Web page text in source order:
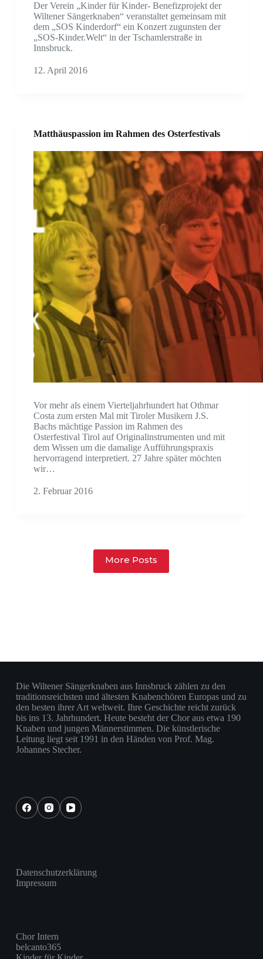
Der Verein „Kinder für Kinder- Benefizprojekt der
Wiltener Sängerknaben“ veranstaltet gemeinsam mit
dem „SOS Kinderdorf“ ein Konzert zugunsten der
„SOS-Kinder.Welt“ in der Tschamlerstraße in
Innsbruck.
12. April 2016
Matthäuspassion im Rahmen des Osterfestivals
Vor mehr als einem Vierteljahrhundert hat Othmar
Costa zum ersten Mal mit Tiroler Musikern J.S.
Bachs mächtige Passion im Rahmen des
Osterfestival Tirol auf Originalinstrumenten und mit
dem Wissen um die damalige Aufführungspraxis
hervorragend interpretiert. 27 Jahre später möchten
wir…
2. Februar 2016
More Posts
Die Wiltener Sängerknaben aus Innsbruck zählen zu den
traditionsreichsten und ältesten Knabenchören Europas und zu
den besten ihrer Art weltweit. Ihre Geschichte reicht zurück
bis ins 13. Jahrhundert. Heute besteht der Chor aus etwa 190
Knaben und jungen Männerstimmen. Die künstlerische
Leitung liegt seit 1991 in den Händen von Prof. Mag.
Johannes Stecher.
Datenschutzerklärung
Impressum
Chor Intern
belcanto365